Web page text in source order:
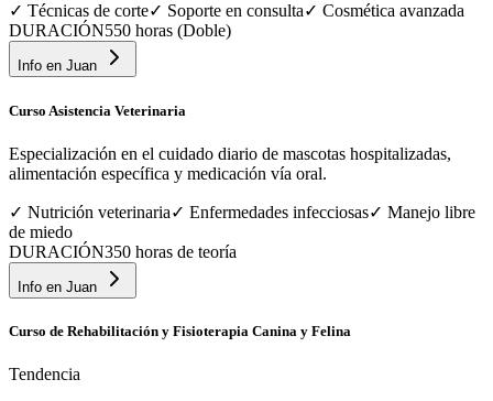
✓ Técnicas de corte✓ Soporte en consulta✓ Cosmética avanzada
DURACIÓN550 horas (Doble)
Info en Juan
Curso Asistencia Veterinaria
Especialización en el cuidado diario de mascotas hospitalizadas,
alimentación específica y medicación vía oral.
✓ Nutrición veterinaria✓ Enfermedades infecciosas✓ Manejo libre
de miedo
DURACIÓN350 horas de teoría
Info en Juan
Curso de Rehabilitación y Fisioterapia Canina y Felina
Tendencia